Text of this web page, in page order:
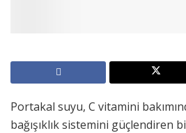
Portakal suyu, C vitamini
bağışıklık sistemini güçlendiren